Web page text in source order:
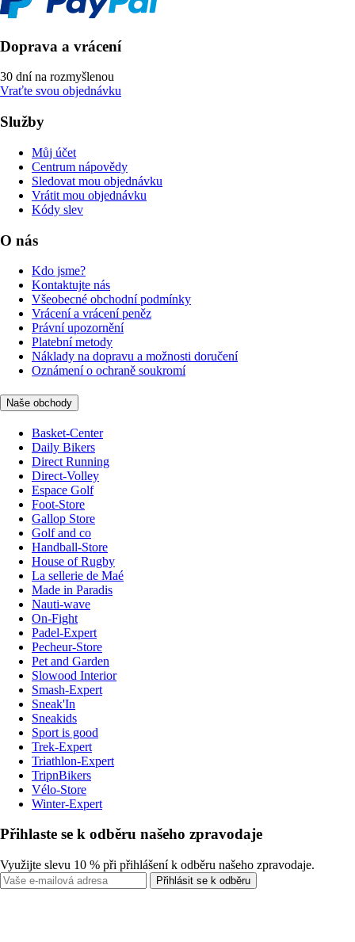
Doprava a vrácení
30 dní na rozmyšlenou
Vraťte svou objednávku
Služby
Můj účet
Centrum nápovědy
Sledovat mou objednávku
Vrátit mou objednávku
Kódy slev
O nás
Kdo jsme?
Kontaktujte nás
Všeobecné obchodní podmínky
Vrácení a vrácení peněz
Právní upozornění
Platební metody
Náklady na dopravu a možnosti doručení
Oznámení o ochraně soukromí
Naše obchody
Basket-Center
Daily Bikers
Direct Running
Direct-Volley
Espace Golf
Foot-Store
Gallop Store
Golf and co
Handball-Store
House of Rugby
La sellerie de Maé
Made in Paradis
Nauti-wave
On-Fight
Padel-Expert
Pecheur-Store
Pet and Garden
Slowood Interior
Smash-Expert
Sneak'In
Sneakids
Sport is good
Trek-Expert
Triathlon-Expert
TripnBikers
Vélo-Store
Winter-Expert
Přihlaste se k odběru našeho zpravodaje
Využijte slevu 10 % při přihlášení k odběru našeho zpravodaje.
Přihlásit se k odběru